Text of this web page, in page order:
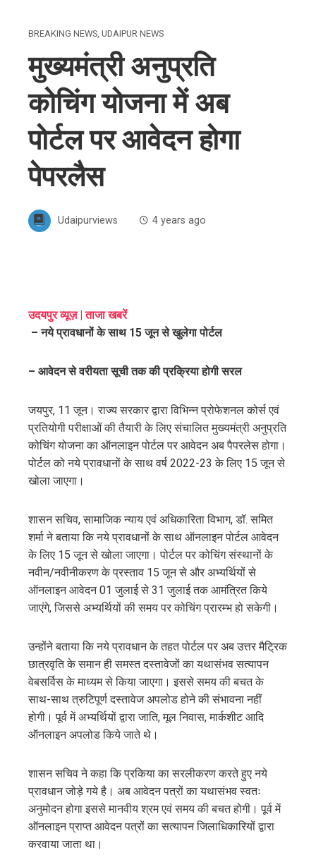
BREAKING NEWS, UDAIPUR NEWS
मुख्यमंत्री अनुप्रति
कोचिंग योजना में अब
पोर्टल पर आवेदन होगा
पेपरलैस
Udaipurviews 4 years ago
उदयपुर व्यूज़ | ताजा खबरें
– नये प्रावधानों के साथ 15 जून से खुलेगा पोर्टल
– आवेदन से वरीयता सूची तक की प्रक्रिया होगी सरल
जयपुर, 11 जून। राज्य सरकार द्वारा विभिन्न प्रोफेशनल कोर्स एवं
प्रतियोगी परीक्षाओं की तैयारी के लिए संचालित मुख्यमंत्री अनुप्रति
कोचिंग योजना का ऑनलाइन पोर्टल पर आवेदन अब पैपरलेस होगा।
पोर्टल को नये प्रावधानों के साथ वर्ष 2022-23 के लिए 15 जून से
खोला जाएगा।
शासन सचिव, सामाजिक न्याय एवं अधिकारिता विभाग, डॉ. समित
शर्मा ने बताया कि नये प्रावधानों के साथ ऑनलाइन पोर्टल आवेदन
के लिए 15 जून से खोला जाएगा। पोर्टल पर कोचिंग संस्थानों के
नवीन/नवीनीकरण के प्रस्ताव 15 जून से और अभ्यर्थियों से
ऑनलाइन आवेदन 01 जुलाई से 31 जुलाई तक आमंत्रित किये
जाएंगे, जिससे अभ्यर्थियों की समय पर कोचिंग प्रारम्भ हो सकेगी।
उन्होंने बताया कि नये प्रावधान के तहत पोर्टल पर अब उत्तर मैट्रिक
छात्रवृति के समान ही समस्त दस्तावेजों का यथासंभव सत्यापन
वेबसर्विस के माध्यम से किया जाएगा। इससे समय की बचत के
साथ-साथ त्रुटिपूर्ण दस्तावेज अपलोड होने की संभावना नहीं
होगी। पूर्व में अभ्यर्थियों द्वारा जाति, मूल निवास, मार्कशीट आदि
ऑनलाइन अपलोड किये जाते थे।
शासन सचिव ने कहा कि प्रकिया का सरलीकरण करते हुए नये
प्रावधान जोड़े गये है। अब आवेदन पत्रों का यथासंभव स्वतः
अनुमोदन होगा इससे मानवीय श्रम एवं समय की बचत होगी। पूर्व में
ऑनलाइन प्राप्त आवेदन पत्रों का सत्यापन जिलाधिकारियों द्वारा
करवाया जाता था।